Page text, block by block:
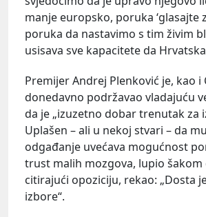
manje europsko, poruka ‘glasajte
poruka da nastavimo s tim živim
usisava sve kapacitete da
Premijer Andrej Plenković je, kao i
donedavno podržavao vladajuću
da je „izuzetno dobar trenutak za
Uplašen – ali u nekoj stvari – da
odgađanje uvećava mogućnost
trust malih mozgova, lupio šakom
citirajući opoziciju, rekao: „Dosta
izbore“.